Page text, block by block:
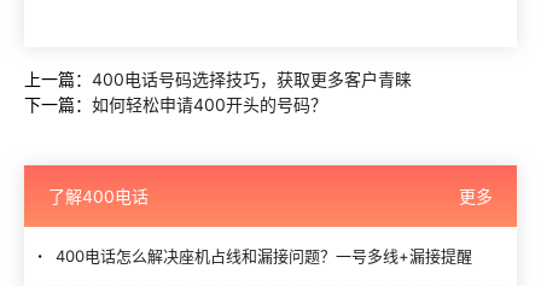
上一篇： 400电话号码选择技巧，获取更多客户青睐
下一篇： 如何轻松申请400开头的号码？
了解400电话 更多
400电话怎么解决座机占线和漏接问题？一号多线+漏接提醒